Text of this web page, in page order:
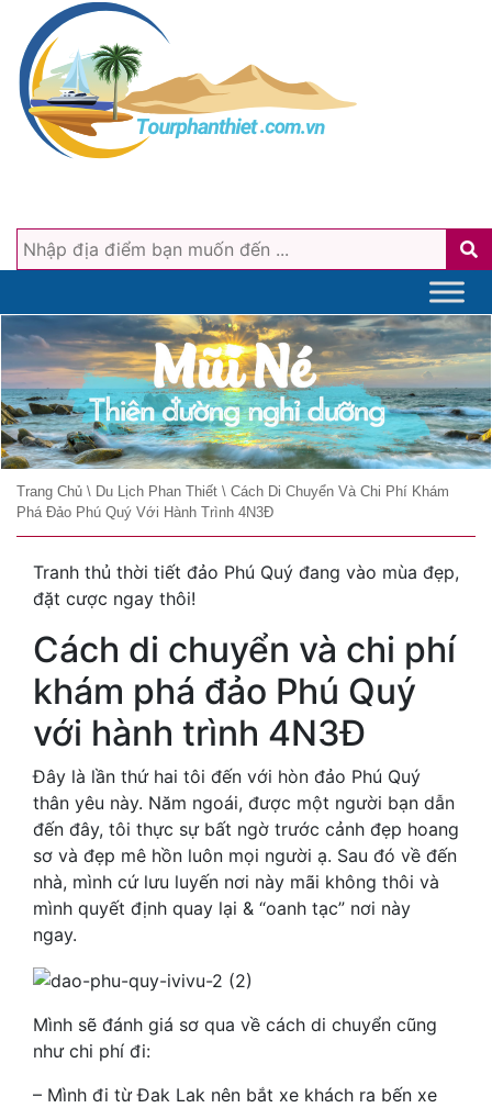
Trang Chủ \ Du Lịch Phan Thiết \ Cách Di Chuyển Và Chi Phí Khám
Phá Đảo Phú Quý Với Hành Trình 4N3Đ
Tranh thủ thời tiết đảo Phú Quý đang vào mùa đẹp,
đặt cược ngay thôi!
Cách di chuyển và chi phí
khám phá đảo Phú Quý
với hành trình 4N3Đ
Đây là lần thứ hai tôi đến với hòn đảo Phú Quý
thân yêu này. Năm ngoái, được một người bạn dẫn
đến đây, tôi thực sự bất ngờ trước cảnh đẹp hoang
sơ và đẹp mê hồn luôn mọi người ạ. Sau đó về đến
nhà, mình cứ lưu luyến nơi này mãi không thôi và
mình quyết định quay lại & “oanh tạc” nơi này
ngay.
Mình sẽ đánh giá sơ qua về cách di chuyển cũng
như chi phí đi:
– Mình đi từ Đak Lak nên bắt xe khách ra bến xe